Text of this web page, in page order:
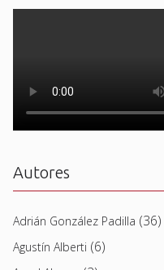
Autores
Adrián González Padilla (36)
Agustín Alberti (6)